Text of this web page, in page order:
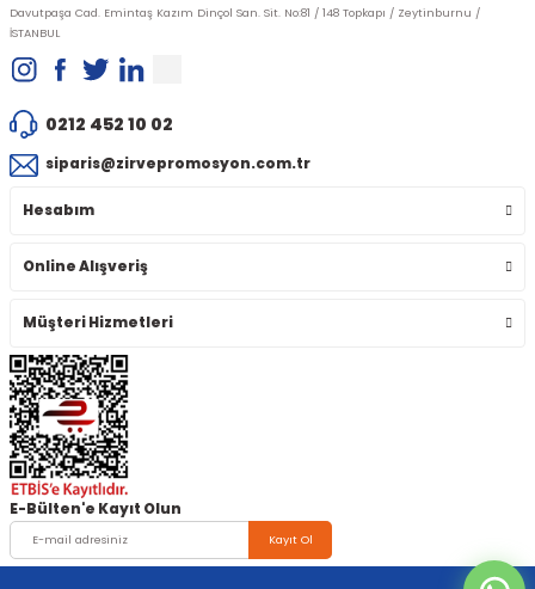
Davutpaşa Cad. Emintaş Kazım Dinçol San. Sit. No:81 / 148 Topkapı / Zeytinburnu /
İSTANBUL
0212 452 10 02
siparis@zirvepromosyon.com.tr
Hesabım
Online Alışveriş
Müşteri Hizmetleri
E-Bülten'e Kayıt Olun
Kayıt Ol